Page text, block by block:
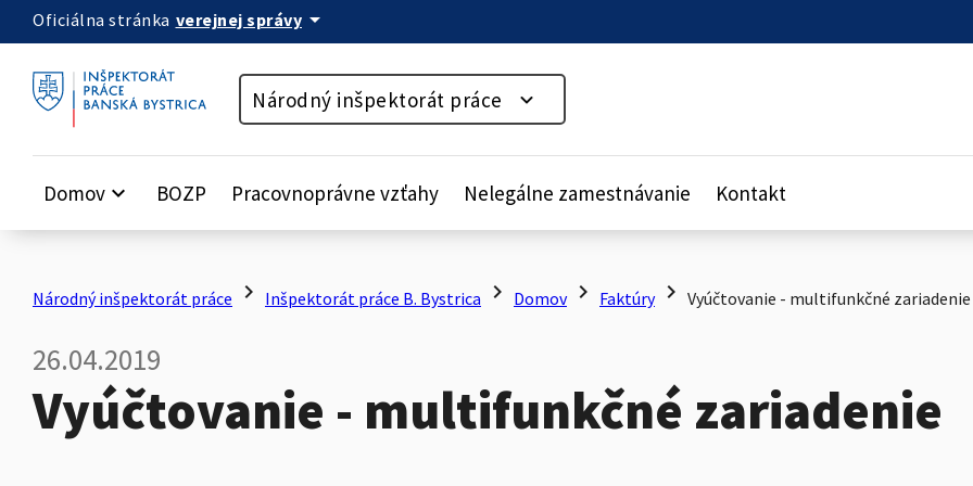
Preskočiť na obsah
Oficiálna stránka verejnej správy arrow_drop_down
Národný inšpektorát práce
Domov keyboard_arrow_down BOZP Pracovnoprávne vzťahy Nelegálne zamestnávanie Kontakt
Národný inšpektorát práce chevron_right Inšpektorát práce B. Bystrica chevron_right Domov chevron_right Faktúry chevron_right Vyúčtovanie - multifunkčné zariadenie
26.04.2019
Vyúčtovanie - multifunkčné zariadenie